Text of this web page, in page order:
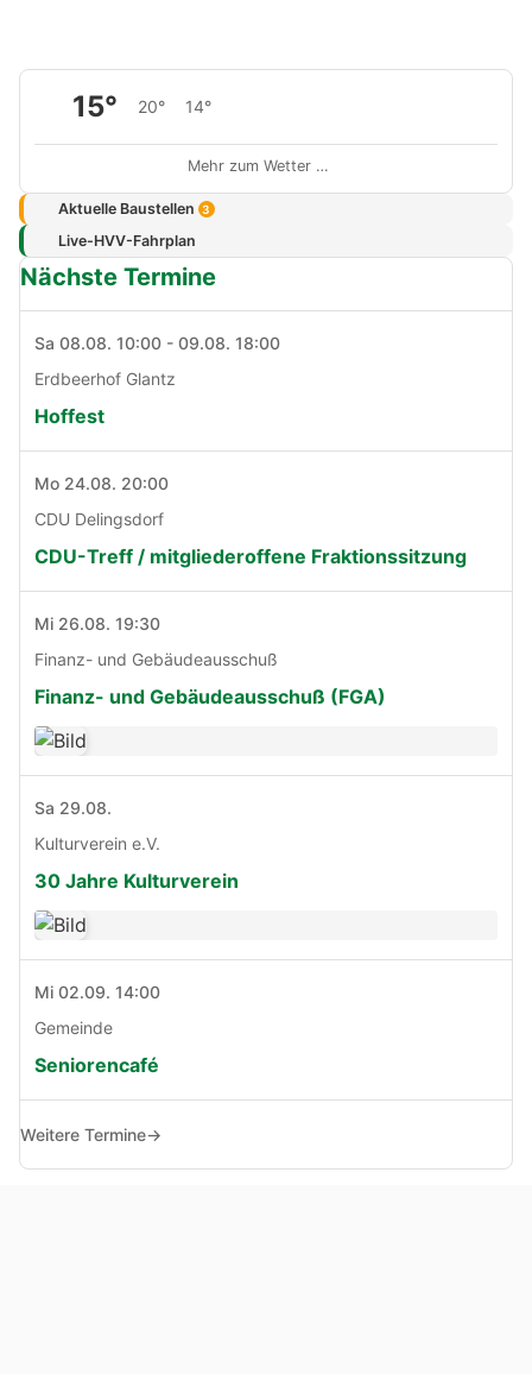
15° 20° 14°
Mehr zum Wetter …
Aktuelle Baustellen 3
Live-HVV-Fahrplan
Nächste Termine
Sa 08.08. 10:00 - 09.08. 18:00
Erdbeerhof Glantz
Hoffest
Mo 24.08. 20:00
CDU Delingsdorf
CDU-Treff / mitgliederoffene Fraktionssitzung
Mi 26.08. 19:30
Finanz- und Gebäudeausschuß
Finanz- und Gebäudeausschuß (FGA)
Sa 29.08.
Kulturverein e.V.
30 Jahre Kulturverein
Mi 02.09. 14:00
Gemeinde
Seniorencafé
Weitere Termine→